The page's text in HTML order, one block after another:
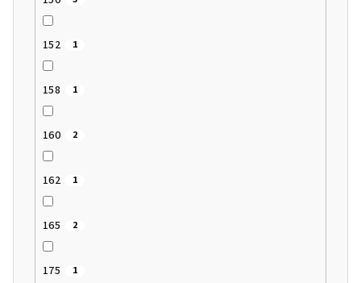
152 1
158 1
160 2
162 1
165 2
175 1